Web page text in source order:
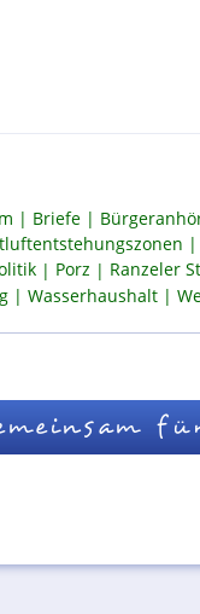
Briefe
Porz Ranzeler
Wasserhaushalt